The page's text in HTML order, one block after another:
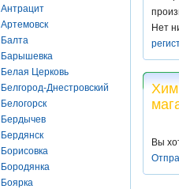
Антрацит
Артемовск
Балта
Барышевка
Белая Церковь
Белгород-Днестровский
Белогорск
Бердычев
Бердянск
Борисовка
Бородянка
Боярка
Нет
Вы